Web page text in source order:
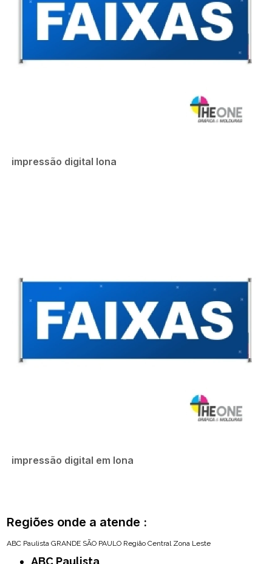
impressão digital lona
impressão digital em lona
Regiões onde a atende :
ABC Paulista GRANDE SÃO PAULO Região Central Zona Leste
ABC Paulista